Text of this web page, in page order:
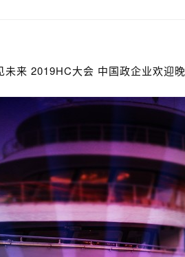
未来 2019HC大会 中国政企业欢迎